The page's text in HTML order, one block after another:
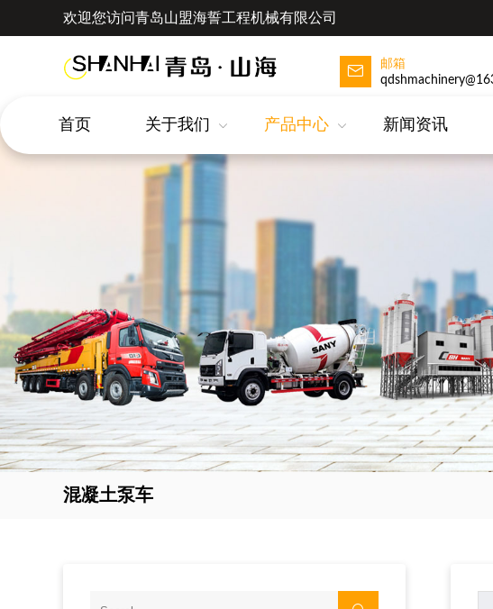
欢迎您访问青岛山盟海誓工程机械有限公司
邮箱
首页 关于我们 产品中心 新闻资讯
混凝土泵车